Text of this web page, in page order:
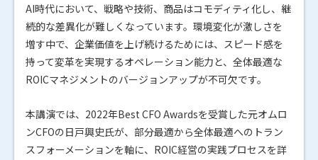
AI時代において、戦略や技術、商品はコモディティ化し、継
続的な差異化が難しくなっています。環境変化が激しさを
増す中で、企業価値を上げ続けるためには、スピード感を
持って変革を実現するオペレーション能力と、全体最適な
ROICマネジメントのバージョンアップが不可欠です。
本講演では、2022年Best CFO Awardsを受賞した元オムロ
ンCFOの日戸興史氏が、部分最適から全体最適へのトラン
スフォーメーションを軸に、ROIC経営の実践プロセスを詳